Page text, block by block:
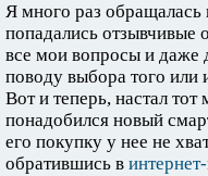
Я много раз обращалась
попадались отзывчивые
все мои вопросы и даже
поводу выбора того или
Вот и теперь, настал тот
понадобился новый
его покупку у нее не
обратившись в